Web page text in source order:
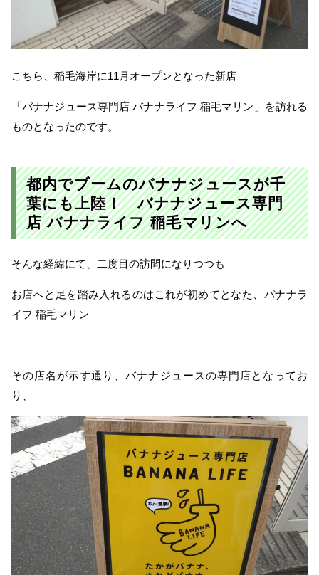
こちら、稲毛海岸に11月オープンとなった新店
「バナナジュース専門店 バナナライフ 稲毛マリン」を訪れる
ものとなったのです。
都内でブームのバナナジュースが千
葉にも上陸！ バナナジュース専門
店 バナナライフ 稲毛マリンへ
そんな経緯にて、二度目の訪問になりつつも
お店へと足を踏み入れるのはこれが初めてとなた、バナナラ
イフ 稲毛マリン
その店名が示す通り、バナナジュースの専門店となってお
り、